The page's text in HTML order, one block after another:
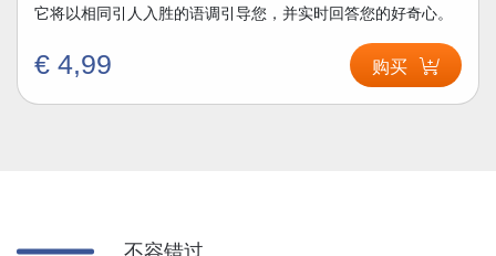
它将以相同引人入胜的语调引导您，并实时回答您的好奇心。
€ 4,99 购买
不容错过